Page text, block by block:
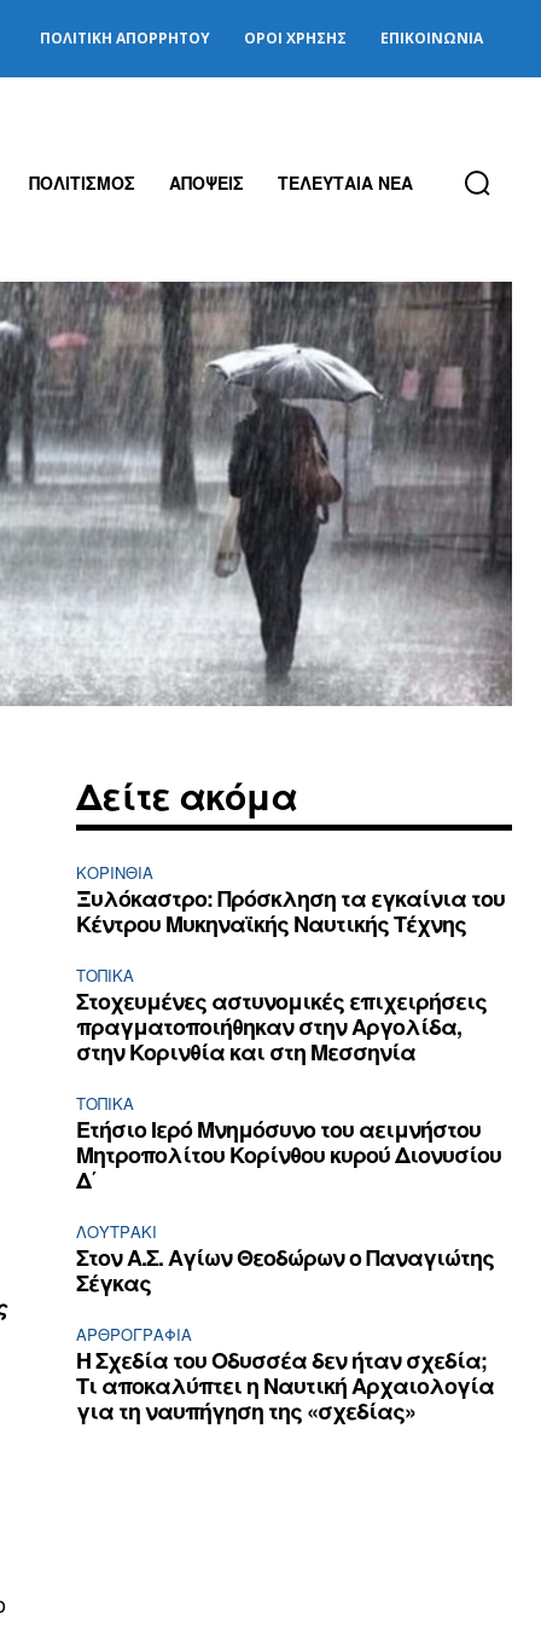
ΠΟΛΙΤΙΚΉ ΑΠΟΡΡΉΤΟΥ ΌΡΟΙ ΧΡΉΣΗΣ ΕΠΙΚΟΙΝΩΝΊΑ
ΠΟΛΙΤΙΣΜΟΣ ΑΠΟΨΕΙΣ ΤΕΛΕΥΤΑΙΑ ΝΕΑ
Δείτε ακόμα
ΚΟΡΙΝΘΊΑ
Ξυλόκαστρο: Πρόσκληση τα εγκαίνια του
Κέντρου Μυκηναϊκής Ναυτικής Τέχνης
ΤΟΠΙΚΑ
Στοχευμένες αστυνομικές επιχειρήσεις
πραγματοποιήθηκαν στην Αργολίδα,
στην Κορινθία και στη Μεσσηνία
ΤΟΠΙΚΑ
Ετήσιο Ιερό Μνημόσυνο του αειμνήστου
Μητροπολίτου Κορίνθου κυρού Διονυσίου
Δ΄
ΛΟΥΤΡΆΚΙ
Στον Α.Σ. Αγίων Θεοδώρων ο Παναγιώτης
Σέγκας
ΑΡΘPΟΓΡΑΦΙΑ
Η Σχεδία του Οδυσσέα δεν ήταν σχεδία;
Τι αποκαλύπτει η Ναυτική Αρχαιολογία
για τη ναυπήγηση της «σχεδίας»